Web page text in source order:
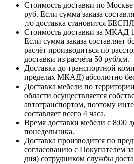
Стоимость доставки по
руб. Если сумма заказа
,то доставка становится
Стоимость доставки за МКАД
Если сумма заказа составляет
расчёт производиться по
доставки из расчёта 50 руб/км.
Доставка до транспортной
пределах МКАД) абсолютно
Доставка мебели по
области осуществляется
автотранспортом, поэтому
составляет всего 4 часа.
Время доставки мебели с 8:00
понедельника.
Доставка производится по
согласованию с Покупателем
дня) сотрудником службы